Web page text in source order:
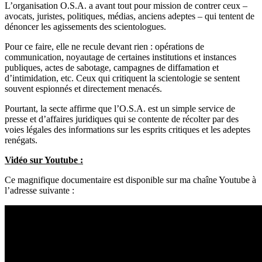
L’organisation O.S.A. a avant tout pour mission de contrer ceux –
avocats, juristes, politiques, médias, anciens adeptes – qui tentent de
dénoncer les agissements des scientologues.
Pour ce faire, elle ne recule devant rien : opérations de
communication, noyautage de certaines institutions et instances
publiques, actes de sabotage, campagnes de diffamation et
d’intimidation, etc. Ceux qui critiquent la scientologie se sentent
souvent espionnés et directement menacés.
Pourtant, la secte affirme que l’O.S.A. est un simple service de
presse et d’affaires juridiques qui se contente de récolter par des
voies légales des informations sur les esprits critiques et les adeptes
renégats.
Vidéo sur Youtube :
Ce magnifique documentaire est disponible sur ma chaîne Youtube à
l’adresse suivante :